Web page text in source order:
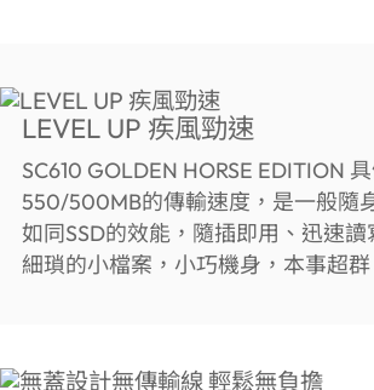
LEVEL UP 疾風勁速
SC610 GOLDEN HORSE EDITION
550/500MB的傳輸速度，是一般隨
如同SSD的效能，隨插即用、迅速
細瑣的小檔案，小巧機身，本事超群